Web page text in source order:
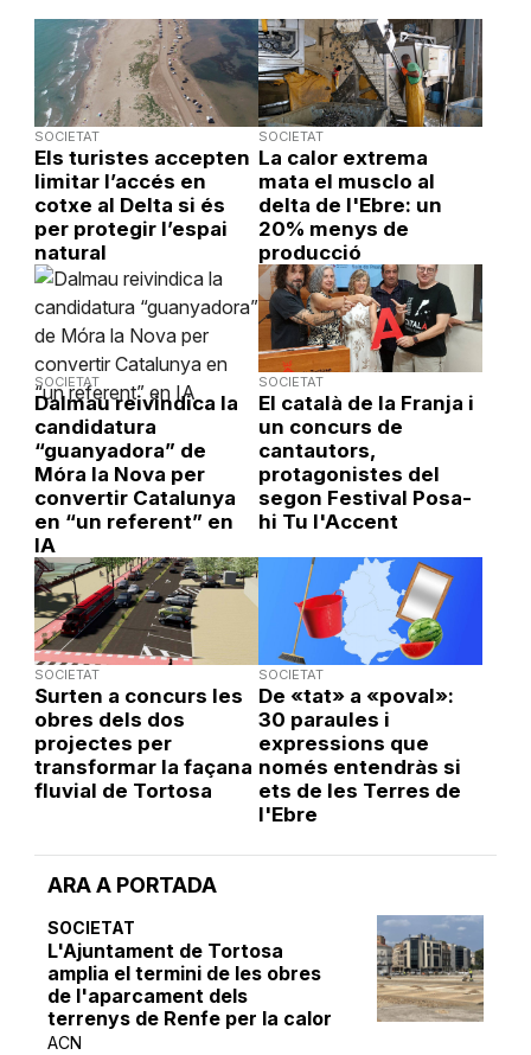
ARA A PORTADA
SOCIETAT
L'Ajuntament de Tortosa
amplia el termini de les obres
de l'aparcament dels
terrenys de Renfe per la calor
ACN
SOCIETAT
Els turistes accepten
limitar l’accés en
cotxe al Delta si és
per protegir l’espai
natural
SOCIETAT
La calor extrema
mata el musclo al
delta de l'Ebre: un
20% menys de
producció
SOCIETAT
Dalmau reivindica la
candidatura
“guanyadora” de
Móra la Nova per
convertir Catalunya
en “un referent” en
IA
SOCIETAT
El català de la Franja i
un concurs de
cantautors,
protagonistes del
segon Festival Posa-
hi Tu l'Accent
SOCIETAT
Surten a concurs les
obres dels dos
projectes per
transformar la façana
fluvial de Tortosa
SOCIETAT
De «tat» a «poval»:
30 paraules i
expressions que
només entendràs si
ets de les Terres de
l'Ebre